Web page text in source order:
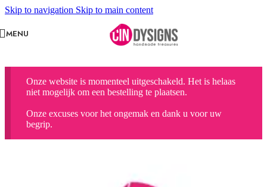
Skip to navigation Skip to main content
MENU
Onze website is momenteel uitgeschakeld. Het is helaas
niet mogelijk om een bestelling te plaatsen.
Onze excuses voor het ongemak en dank u voor uw
begrip.